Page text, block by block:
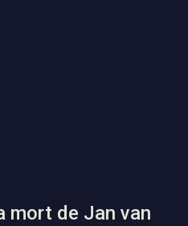
mort de Jan van